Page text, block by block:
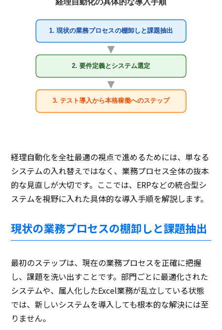
経理自動化の具体的な導入手順
1. 現状の業務プロセスの棚卸しと課題抽出
2. 要件定義とシステム選定
3. テスト導入から本格稼働へのステップ
経理自動化を全社最適の視点で進めるためには、単なる
システムの入れ替えではなく、業務プロセス全体の抜本
的な見直しが大切です。ここでは、ERPなどの統合型シ
ステムを視野に入れた具体的な導入手順を解説します。
現状の業務プロセスの棚卸しと課題抽出
最初のステップは、現在の業務プロセスを正確に把握
し、課題を洗い出すことです。部門ごとに最適化された
システムや、属人化したExcel業務が乱立している状態
では、新しいシステムを導入しても根本的な解決には至
りません。